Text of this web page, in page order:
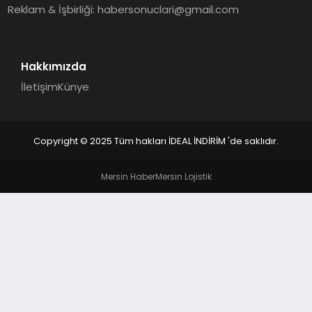
Reklam & İşbirliği:habersonuclari@gmail.com
Hakkımızda
İletişimKünye
Copyright © 2025 Tüm hakları İDEAL İNDİRİM 'de saklıdır.
Mersin HaberMersin Lojistik